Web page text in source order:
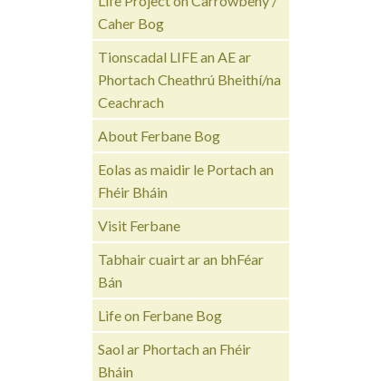
Caher Bog
Tionscadal LIFE an AE ar
Phortach Cheathrú Bheithí/na
Ceachrach
About Ferbane Bog
Eolas as maidir le Portach an
Fhéir Bháin
Visit Ferbane
Tabhair cuairt ar an bhFéar
Bán
Life on Ferbane Bog
Saol ar Phortach an Fhéir
Bháin